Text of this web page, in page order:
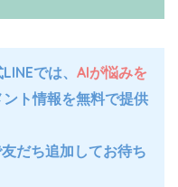
では、 AIが悩みを
ト情報を無料で提供
だち追加してお待ち